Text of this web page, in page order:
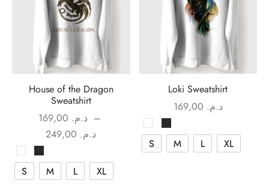
House of the Dragon
Sweatshirt
د.م. –
د.م.
د.م. 169,00
S M L XL
Loki Sweatshirt
د.م.
S M L XL